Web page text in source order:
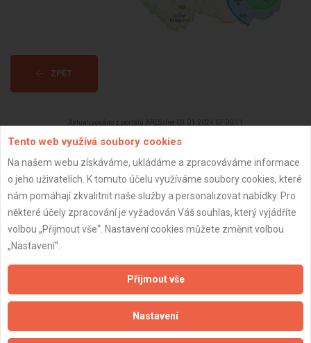
ZPĚT
Aktualizováno z portálu ARES dne 03.01.2024 07:00:11
Důležité informace
Naše firmy a řemeslníci
Zásady pro používání souborů cookie
Obchodní podmínky (zprostředkování)
Obchodní podmínky (rozpočtování)
Reference
Naše excelové tabulky online
Tento web využívá soubory cookies
Na našem webu získáváme, ukládáme a zpracováváme informace
o jeho uživatelích. K tomuto účelu využíváme soubory cookies, které
nám pomáhají zkvalitnit naše služby a personalizovat nabídky. Pro
některé účely zpracování je vyžadován Váš souhlas, který vyjádříte
volbou „Přijmout vše“. Nastavení cookies můžete změnit volbou
„Nastavení“.
Přijmout vše
Nastavení